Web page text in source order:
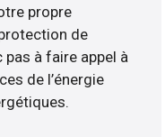
propre
de
pas à faire appel à
de l’énergie